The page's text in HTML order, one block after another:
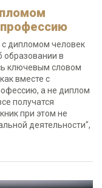
с дипломом человек
образовании в
ключевым словом
вместе с
а не диплом
получатся
при этом не
деятельности",